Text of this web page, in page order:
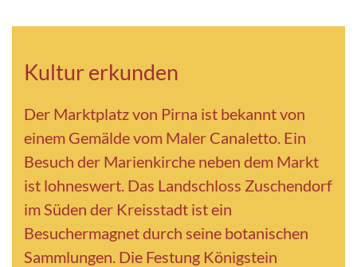
Kultur erkunden
Der Marktplatz von Pirna ist bekannt von
einem Gemälde vom Maler Canaletto. Ein
Besuch der Marienkirche neben dem Markt
ist lohneswert. Das Landschloss Zuschendorf
im Süden der Kreisstadt ist ein
Besuchermagnet durch seine botanischen
Sammlungen. Die Festung Königstein